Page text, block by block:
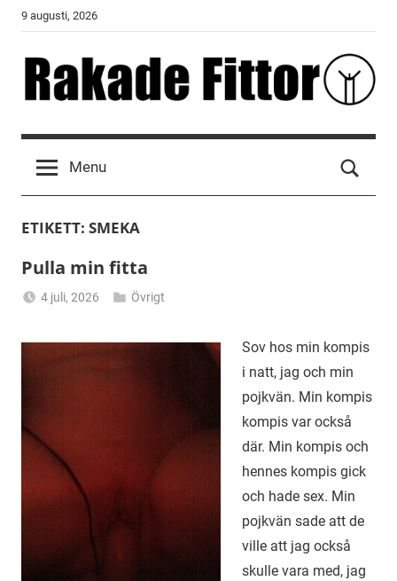
Skip
content
9 augusti, 2026
Rakade
Fittor
Menu
ETIKETT: SMEKA
Pulla min fitta
4 juli, 2026
Övrigt
Sov hos min kompis
i natt, jag och min
pojkvän. Min kompis
kompis var också
där. Min kompis och
hennes kompis gick
och hade sex. Min
pojkvän sade att de
ville att jag också
skulle vara med, jag